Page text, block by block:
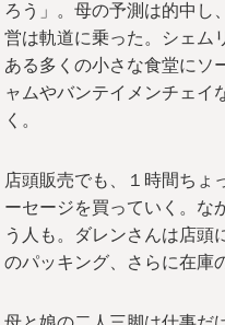
ろう」。母の予測は的中し
営は軌道に乗った。シェム
ある多くの小さな食堂にソ
ャムやバンテイメンチェイ
く。
店頭販売でも、１時間ちょ
ーセージを買っていく。な
う人も。ダレンさんは店頭
のパッキング、さらに在庫